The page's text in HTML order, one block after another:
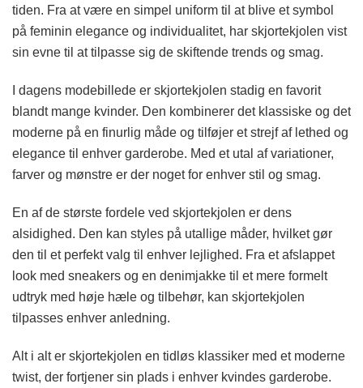
tiden. Fra at være en simpel uniform til at blive et symbol
på feminin elegance og individualitet, har skjortekjolen vist
sin evne til at tilpasse sig de skiftende trends og smag.
I dagens modebillede er skjortekjolen stadig en favorit
blandt mange kvinder. Den kombinerer det klassiske og det
moderne på en finurlig måde og tilføjer et strejf af lethed og
elegance til enhver garderobe. Med et utal af variationer,
farver og mønstre er der noget for enhver stil og smag.
En af de største fordele ved skjortekjolen er dens
alsidighed. Den kan styles på utallige måder, hvilket gør
den til et perfekt valg til enhver lejlighed. Fra et afslappet
look med sneakers og en denimjakke til et mere formelt
udtryk med høje hæle og tilbehør, kan skjortekjolen
tilpasses enhver anledning.
Alt i alt er skjortekjolen en tidløs klassiker med et moderne
twist, der fortjener sin plads i enhver kvindes garderobe.